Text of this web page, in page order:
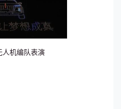
人机编队表演